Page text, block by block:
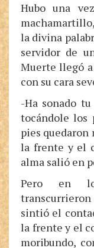
Hubo una
la divina
servidor de
Muerte llegó
con su cara
-Ha sonado
tocándole los
pies quedaron
la frente y el
alma salió en
Pero en
sintió el
la frente y el
moribundo,